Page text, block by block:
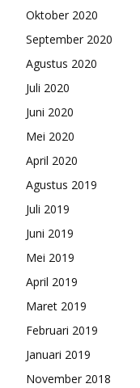
Oktober 2020
September 2020
Agustus 2020
Juli 2020
Juni 2020
Mei 2020
April 2020
Agustus 2019
Juli 2019
Juni 2019
Mei 2019
April 2019
Maret 2019
Februari 2019
Januari 2019
November 2018